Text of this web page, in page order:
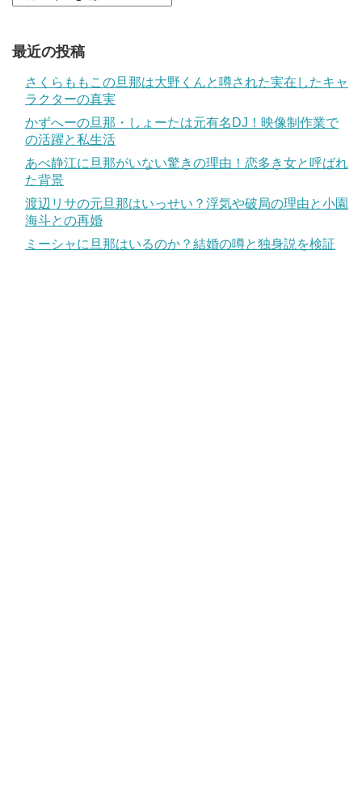
最近の投稿
さくらももこの旦那は大野くんと噂された実在したキャ
ラクターの真実
かずへーの旦那・しょーたは元有名DJ！映像制作業で
の活躍と私生活
あべ静江に旦那がいない驚きの理由！恋多き女と呼ばれ
た背景
渡辺リサの元旦那はいっせい？浮気や破局の理由と小園
海斗との再婚
ミーシャに旦那はいるのか？結婚の噂と独身説を検証